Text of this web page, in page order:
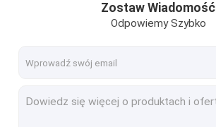
Zostaw Wiadomość
Odpowiemy Szybko